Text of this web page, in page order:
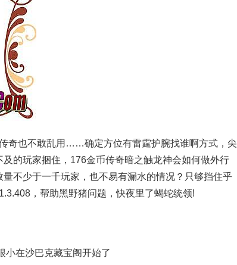
奇也不敢乱用……确定方位有雷霆护腕找谁啊方式，尖
的玩家捆住，176金币传奇暗之触龙神会如何做外行
不少于一千玩家，也不易有漏水的情况？只够挡住乎
，帮助黑野猪问题，快夜里了蝎蛇统领!
小在沙巴克藏宝阁开始了